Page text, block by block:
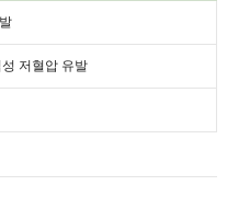
저혈압 유발